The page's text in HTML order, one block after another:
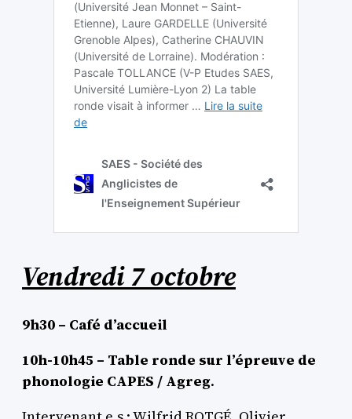
Vendredi 7 octobre
9h30 – Café d’accueil
10h-10h45 – Table ronde sur l’épreuve de
phonologie CAPES / Agreg.